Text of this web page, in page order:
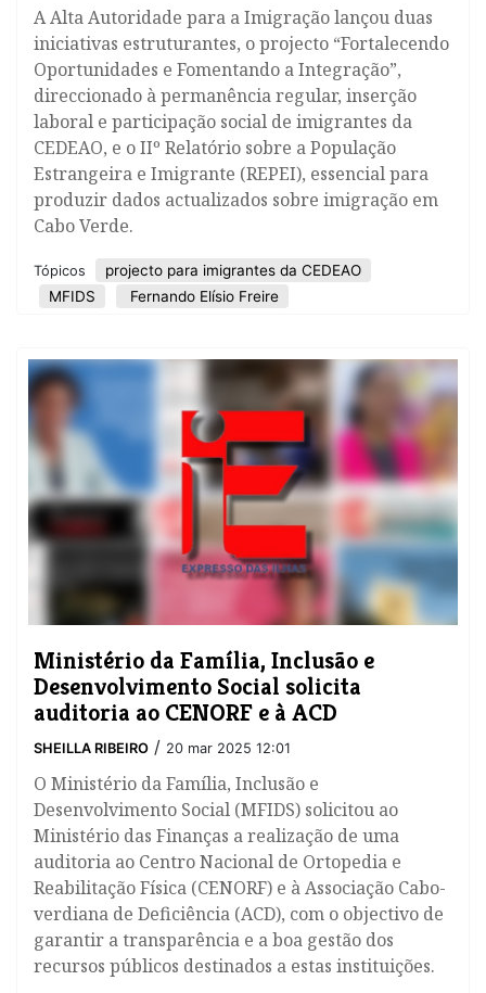
A Alta Autoridade para a Imigração lançou duas
iniciativas estruturantes, o projecto “Fortalecendo
Oportunidades e Fomentando a Integração”,
direccionado à permanência regular, inserção
laboral e participação social de imigrantes da
CEDEAO, e o IIº Relatório sobre a População
Estrangeira e Imigrante (REPEI), essencial para
produzir dados actualizados sobre imigração em
Cabo Verde.
Tópicos
projecto para imigrantes da CEDEAO
MFIDS
Fernando Elísio Freire
Ministério da Família, Inclusão e
Desenvolvimento Social solicita
auditoria ao CENORF e à ACD
SHEILLA RIBEIRO / 20 mar 2025 12:01
O Ministério da Família, Inclusão e
Desenvolvimento Social (MFIDS) solicitou ao
Ministério das Finanças a realização de uma
auditoria ao Centro Nacional de Ortopedia e
Reabilitação Física (CENORF) e à Associação Cabo-
verdiana de Deficiência (ACD), com o objectivo de
garantir a transparência e a boa gestão dos
recursos públicos destinados a estas instituições.